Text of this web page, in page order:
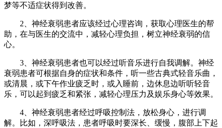
梦等不适症状得到改善。
2、神经衰弱患者应该经过心理咨询，获取心理医生的帮
助，在与医生的交流中，减轻心理负担，树立神经衰弱的信
心。
3、神经衰弱患者也可以经过听音乐进行自我调解。神经
衰弱患者可根据自身的症状和条件，听一些古典式轻音乐曲，
或清晨，或下午作业疲乏时，或入睡前，边休息边听听轻音
乐，可以起到疲乏和紧张，减轻心理压力及娱乐身心等效果。
4、神经衰弱患者经过呼吸控制法，放松身心，进行调
解。比如，深呼吸法，患者呼吸时要深长、缓慢，腹部上下起